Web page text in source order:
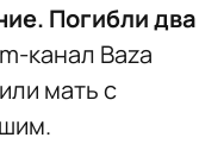
Погибли два
канал Baza
мать с